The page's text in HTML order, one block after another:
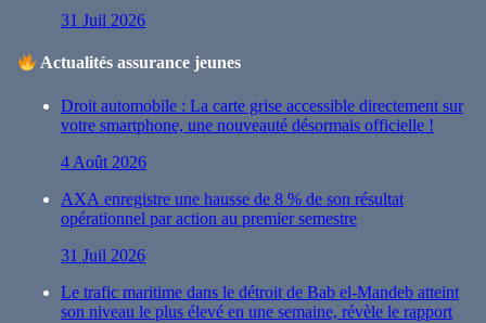
31 Juil 2026
Actualités assurance jeunes
Droit automobile : La carte grise accessible directement sur
votre smartphone, une nouveauté désormais officielle !
4 Août 2026
AXA enregistre une hausse de 8 % de son résultat
opérationnel par action au premier semestre
31 Juil 2026
Le trafic maritime dans le détroit de Bab el-Mandeb atteint
son niveau le plus élevé en une semaine, révèle le rapport